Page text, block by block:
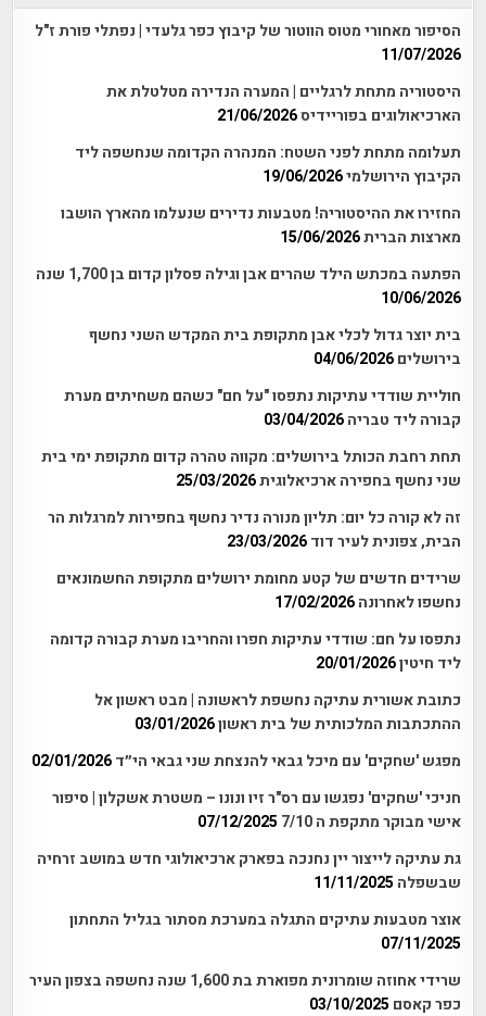
הסיפור מאחורי מטוס הווטור של קיבוץ כפר גלעדי | נפתלי פורת ז"ל
11/07/2026
היסטוריה מתחת לרגליים | המערה הנדירה מטלטלת את
הארכיאולוגים בפוריידיס21/06/2026
תעלומה מתחת לפני השטח: המנהרה הקדומה שנחשפה ליד
הקיבוץ הירושלמי19/06/2026
החזירו את ההיסטוריה! מטבעות נדירים שנעלמו מהארץ הושבו
מארצות הברית15/06/2026
הפתעה במכתש הילד שהרים אבן וגילה פסלון קדום בן 1,700 שנה
10/06/2026
בית יוצר גדול לכלי אבן מתקופת בית המקדש השני נחשף
בירושלים 04/06/2026
חוליית שודדי עתיקות נתפסו "על חם" כשהם משחיתים מערת
קבורה ליד טבריה 03/04/2026
תחת רחבת הכותל בירושלים: מקווה טהרה קדום מתקופת ימי בית
שני נחשף בחפירה ארכיאלוגית25/03/2026
זה לא קורה כל יום: תליון מנורה נדיר נחשף בחפירות למרגלות הר
הבית, צפונית לעיר דוד 23/03/2026
שרידים חדשים של קטע מחומת ירושלים מתקופת החשמונאים
נחשפו לאחרונה 17/02/2026
נתפסו על חם: שודדי עתיקות חפרו והחריבו מערת קבורה קדומה
ליד חיטין20/01/2026
כתובת אשורית עתיקה נחשפת לראשונה | מבט ראשון אל
ההתכתבות המלכותית של בית ראשון03/01/2026
מפגש 'שחקים' עם מיכל גבאי להנצחת שני גבאי הי״ד 02/01/2026
חניכי 'שחקים' נפגשו עם רס"ר זיו ונונו – משטרת אשקלון | סיפור
אישי מבוקר מתקפת ה 7/10
07/12/2025
גת עתיקה לייצור יין נחנכה בפארק ארכיאולוגי חדש במושב זרחיה
שבשפלה 11/11/2025
אוצר מטבעות עתיקים התגלה במערכת מסתור בגליל התחתון
07/11/2025
שרידי אחוזה שומרונית מפוארת בת 1,600 שנה נחשפה בצפון העיר
כפר קאסם 03/10/2025